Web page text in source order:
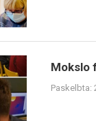
Mokslo
Paskelbta: